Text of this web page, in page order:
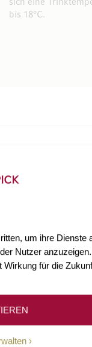
um ihre Dienste
Nutzer
für die
sich eine
bis 18°C.